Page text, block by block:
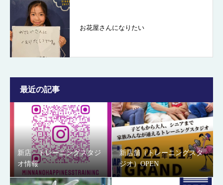
お花屋さんになりたい
最近の記事
新店 トレーニングスタジ
オ情報
新店舗（トレーニングスタ
ジオ）OPEN